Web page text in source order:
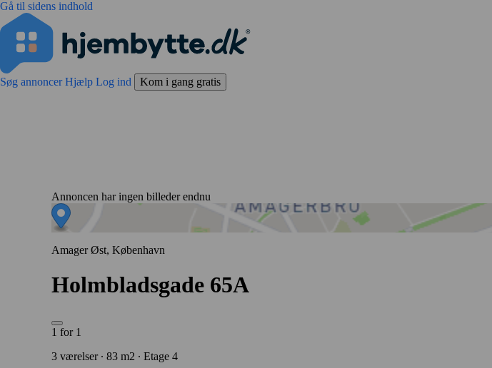
Gå til sidens indhold
Søg annoncerHjælp Log ind Kom i gang gratis
Annoncen har ingen billeder endnu
Amager Øst, København
Holmbladsgade 65A
1 for 1
3 værelser ∙ 83 m2 ∙ Etage 4